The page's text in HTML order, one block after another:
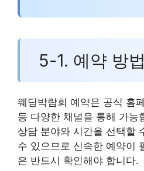
5-1. 예약 방법
웨딩박람회 예약은 공식 홈
등 다양한 채널을 통해 가능
상담 분야와 시간을 선택할
수 있으므로 신속한 예약이
은 반드시 확인해야 합니다.